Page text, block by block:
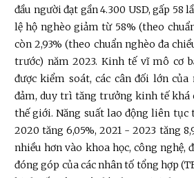
đầu người đạt gần 4.300 USD, gấp 58
lệ hộ nghèo giảm từ 58% (theo
còn 2,93% (theo chuẩn nghèo đa
trước) năm 2023. Kinh tế vĩ mô cơ
được kiểm soát, các cân đối lớn của
đảm, duy trì tăng trưởng kinh tế khá
thế giới. Năng suất lao động liên tục
2020 tăng 6,05%, 2021 - 2023 tăng
nhiều hơn vào khoa học, công nghệ,
đóng góp của các nhân tố tổng hợp